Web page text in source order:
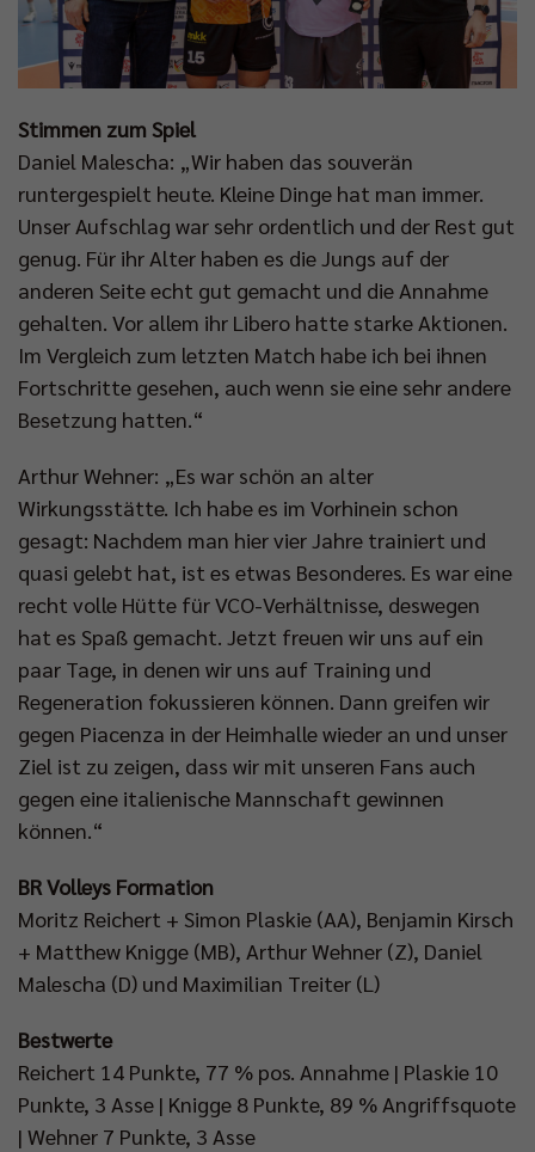
Stimmen zum Spiel
Daniel Malescha: „Wir haben das souverän
runtergespielt heute. Kleine Dinge hat man immer.
Unser Aufschlag war sehr ordentlich und der Rest gut
genug. Für ihr Alter haben es die Jungs auf der
anderen Seite echt gut gemacht und die Annahme
gehalten. Vor allem ihr Libero hatte starke Aktionen.
Im Vergleich zum letzten Match habe ich bei ihnen
Fortschritte gesehen, auch wenn sie eine sehr andere
Besetzung hatten.“
Arthur Wehner: „Es war schön an alter
Wirkungsstätte. Ich habe es im Vorhinein schon
gesagt: Nachdem man hier vier Jahre trainiert und
quasi gelebt hat, ist es etwas Besonderes. Es war eine
recht volle Hütte für VCO-Verhältnisse, deswegen
hat es Spaß gemacht. Jetzt freuen wir uns auf ein
paar Tage, in denen wir uns auf Training und
Regeneration fokussieren können. Dann greifen wir
gegen Piacenza in der Heimhalle wieder an und unser
Ziel ist zu zeigen, dass wir mit unseren Fans auch
gegen eine italienische Mannschaft gewinnen
können.“
BR Volleys Formation
Moritz Reichert + Simon Plaskie (AA), Benjamin Kirsch
+ Matthew Knigge (MB), Arthur Wehner (Z), Daniel
Malescha (D) und Maximilian Treiter (L)
Bestwerte
Reichert 14 Punkte, 77 % pos. Annahme | Plaskie 10
Punkte, 3 Asse | Knigge 8 Punkte, 89 % Angriffsquote
| Wehner 7 Punkte, 3 Asse